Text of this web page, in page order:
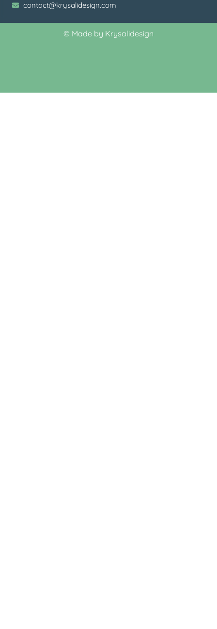
contact@krysalidesign.com
© Made by Krysalidesign